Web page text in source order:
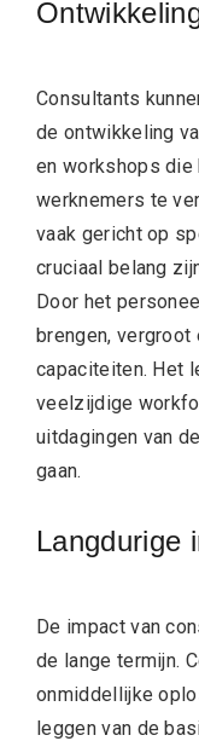
Consultants
de ontwikkeling
en workshops die
werknemers te
vaak gericht op
cruciaal belang
Door het
brengen,
capaciteiten. Het
veelzijdige
uitdagingen van
gaan.
Langdurige
De impact van
de lange termijn.
onmiddellijke
leggen van de